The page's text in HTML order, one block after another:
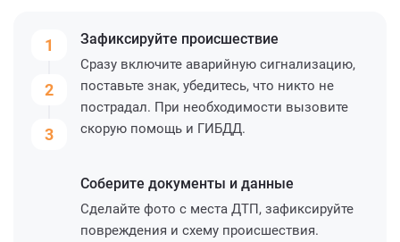
1
2
3
Зафиксируйте происшествие
Сразу включите аварийную сигнализацию,
поставьте знак, убедитесь, что никто не
пострадал. При необходимости вызовите
скорую помощь и ГИБДД.
Соберите документы и данные
Сделайте фото с места ДТП, зафиксируйте
повреждения и схему происшествия.